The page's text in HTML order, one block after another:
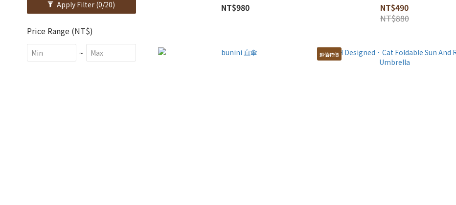
Apply Filter (0/20)
Price Range (NT$)
~
NT$980
NT$490
NT$880
超值特價